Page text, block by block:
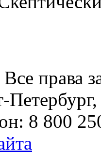
права
8 800